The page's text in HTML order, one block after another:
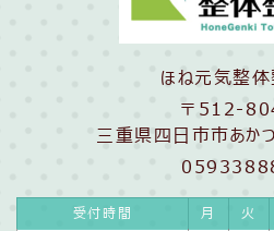
ほね元気整
〒512-
三重県四日市市あ
受付時間 月 火